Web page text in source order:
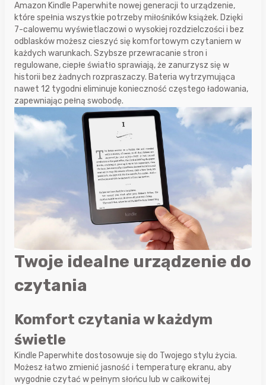
Amazon Kindle Paperwhite nowej generacji to urządzenie,
które spełnia wszystkie potrzeby miłośników książek. Dzięki
7-calowemu wyświetlaczowi o wysokiej rozdzielczości i bez
odblasków możesz cieszyć się komfortowym czytaniem w
każdych warunkach. Szybsze przewracanie stron i
regulowane, ciepłe światło sprawiają, że zanurzysz się w
historii bez żadnych rozpraszaczy. Bateria wytrzymująca
nawet 12 tygodni eliminuje konieczność częstego ładowania,
zapewniając pełną swobodę.
Twoje idealne urządzenie do
czytania
Komfort czytania w każdym
świetle
Kindle Paperwhite dostosowuje się do Twojego stylu życia.
Możesz łatwo zmienić jasność i temperaturę ekranu, aby
wygodnie czytać w pełnym słońcu lub w całkowitej